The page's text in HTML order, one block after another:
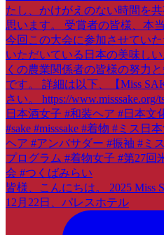
皆様、こんにちは。 2025 Miss
12月22日、パレスホテル